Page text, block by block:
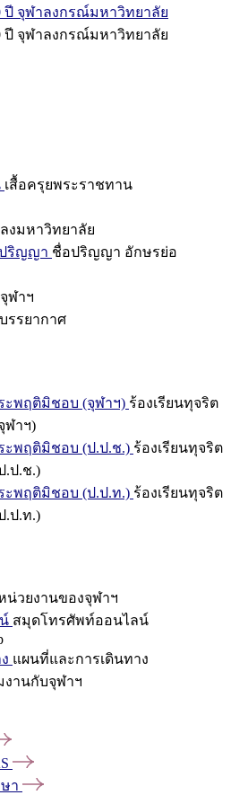
ปี จุฬาลงกรณ์มหาวิทยาลัย
ปี จุฬาลงกรณ์มหาวิทยาลัย
เสื้อครุยพระราชทาน
ลงมหาวิทยาลัย
ริญญา ชื่อปริญญา อักษรย่อ
ฬาฯ
รรยากาศ
ะพฤติมิชอบ (จุฬาฯ) ร้องเรียนทุจริต
ฬาฯ)
ะพฤติมิชอบ (ป.ป.ช.) ร้องเรียนทุจริต
.ป.ช.)
ะพฤติมิชอบ (ป.ป.ท.) ร้องเรียนทุจริต
.ป.ท.)
น่วยงานของจุฬาฯ
สมุดโทรศัพท์ออนไลน์
แผนที่และการเดินทาง
งานกับจุฬาฯ
า